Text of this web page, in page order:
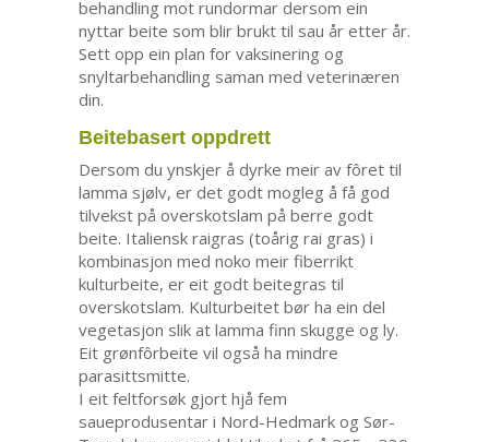
behandling mot rundormar dersom ein
nyttar beite som blir brukt til sau år etter år.
Sett opp ein plan for vaksinering og
snyltarbehandling saman med veterinæren
din.
Beitebasert oppdrett
Dersom du ynskjer å dyrke meir av fôret til
lamma sjølv, er det godt mogleg å få god
tilvekst på overskotslam på berre godt
beite. Italiensk raigras (toårig rai gras) i
kombinasjon med noko meir fiberrikt
kulturbeite, er eit godt beitegras til
overskotslam. Kulturbeitet bør ha ein del
vegetasjon slik at lamma finn skugge og ly.
Eit grønfôrbeite vil også ha mindre
parasittsmitte.
I eit feltforsøk gjort hjå fem
saueprodusentar i Nord-Hedmark og Sør-